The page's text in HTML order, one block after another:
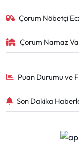
Çorum Nöbetçi
Çorum Namaz
Puan Durumu ve
Son Dakika